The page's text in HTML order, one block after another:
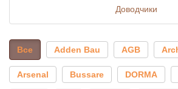
Доводчики
Все Adden Bau AGB
Arsenal Bussare DORMA